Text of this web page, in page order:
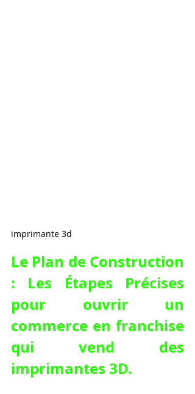
imprimante 3d
Le Plan de Construction
: Les Étapes Précises
pour ouvrir un
commerce en franchise
qui vend des
imprimantes 3D.